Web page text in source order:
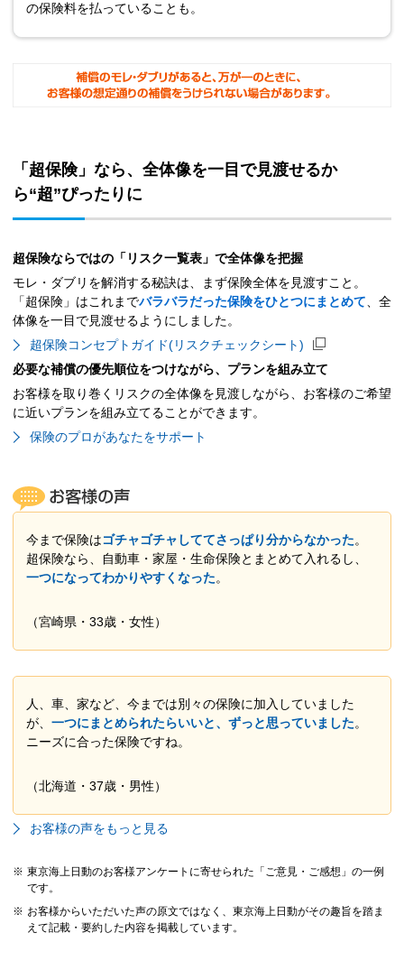
の保険料を払っていることも。
「超保険」なら、全体像を一目で見渡せるか
ら“超”ぴったりに
超保険ならではの「リスク一覧表」で全体像を把握
モレ・ダブリを解消する秘訣は、まず保険全体を見渡すこと。
「超保険」はこれまでバラバラだった保険をひとつにまとめて、全
体像を一目で見渡せるようにしました。
超保険コンセプトガイド(リスクチェックシート)
必要な補償の優先順位をつけながら、プランを組み立て
お客様を取り巻くリスクの全体像を見渡しながら、お客様のご希望
に近いプランを組み立てることができます。
保険のプロがあなたをサポート
今まで保険はゴチャゴチャしててさっぱり分からなかった。
超保険なら、自動車・家屋・生命保険とまとめて入れるし、
一つになってわかりやすくなった。
（宮崎県・33歳・女性）
人、車、家など、今までは別々の保険に加入していました
が、 一つにまとめられたらいいと、ずっと思っていました。
ニーズに合った保険ですね。
（北海道・37歳・男性）
お客様の声をもっと見る
※ 東京海上日動のお客様アンケートに寄せられた「ご意見・ご感想」の一例
です。
※ お客様からいただいた声の原文ではなく、東京海上日動がその趣旨を踏ま
えて記載・要約した内容を掲載しています。